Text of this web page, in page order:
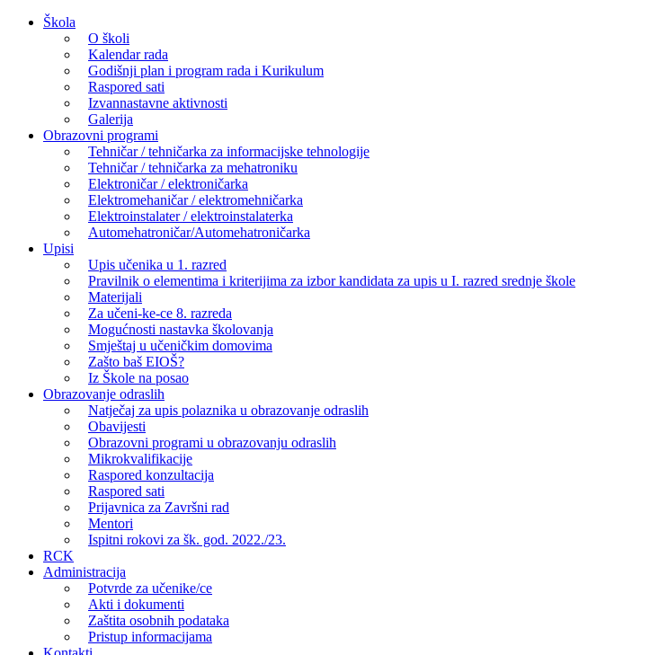
Skip
Škola
O školi
Kalendar rada
Godišnji plan i program rada i Kurikulum
Raspored sati
Izvannastavne aktivnosti
Galerija
Obrazovni programi
Tehničar / tehničarka za informacijske tehnologije
Tehničar / tehničarka za mehatroniku
Elektroničar / elektroničarka
Elektromehaničar / elektromehničarka
Elektroinstalater / elektroinstalaterka
Automehatroničar/Automehatroničarka
Upisi
Upis učenika u 1. razred
Pravilnik o elementima i kriterijima za izbor kandidata za upis u I. razred srednje škole
Materijali
Za učeni-ke-ce 8. razreda
Mogućnosti nastavka školovanja
Smještaj u učeničkim domovima
Zašto baš EIOŠ?
Iz Škole na posao
Obrazovanje odraslih
Natječaj za upis polaznika u obrazovanje odraslih
Obavijesti
Obrazovni programi u obrazovanju odraslih
Mikrokvalifikacije
Raspored konzultacija
Raspored sati
Prijavnica za Završni rad
Mentori
Ispitni rokovi za šk. god. 2022./23.
RCK
Administracija
Potvrde za učenike/ce
Akti i dokumenti
Zaštita osobnih podataka
Pristup informacijama